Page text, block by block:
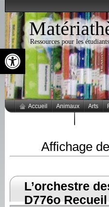
Ouvrir la barre d’outils
Ressources pour les
Accueil Animaux Arts
Affichage
L’orchestre
D776o Recueil